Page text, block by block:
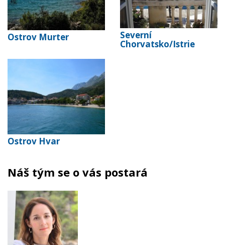
Ostrov Murter Severní
Chorvatsko/Istrie
Ostrov Hvar
Náš tým se o vás postará